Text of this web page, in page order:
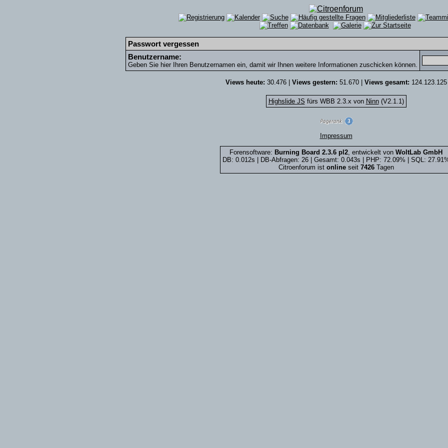
Passwort vergessen
Benutzername:
Geben Sie hier Ihren Benutzernamen ein, damit wir Ihnen weitere Informationen zuschicken können.
Views heute: 30.476 | Views gestern: 51.670 | Views gesamt: 124.123.125
Highslide JS fürs WBB 2.3.x von Ninn(V2.1.1)
Impressum
Forensoftware: Burning Board 2.3.6 pl2, entwickelt von WoltLab GmbH
DB: 0.012s | DB-Abfragen: 26 | Gesamt: 0.043s | PHP: 72.09% | SQL:
Citroenforum ist onlineseit 7426Tagen